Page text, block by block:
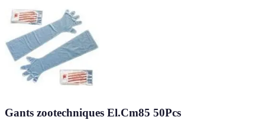
Gants zootechniques El.Cm85 50Pcs